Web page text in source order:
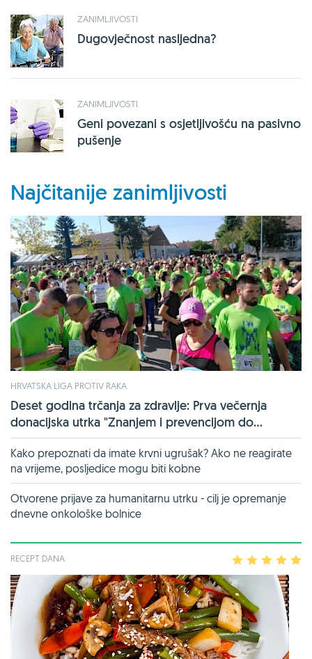
ZANIMLJIVOSTI
Dugovječnost nasljedna?
ZANIMLJIVOSTI
Geni povezani s osjetljivošću na pasivno
pušenje
Najčitanije zanimljivosti
HRVATSKA LIGA PROTIV RAKA
Deset godina trčanja za zdravlje: Prva večernja
donacijska utrka "Znanjem i prevencijom do...
Kako prepoznati da imate krvni ugrušak? Ako ne reagirate
na vrijeme, posljedice mogu biti kobne
Otvorene prijave za humanitarnu utrku - cilj je opremanje
dnevne onkološke bolnice
RECEPT DANA 2 3 4